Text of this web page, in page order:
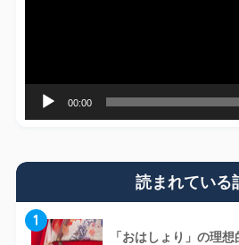
00:00
読まれている
1
「おはしょり」の理